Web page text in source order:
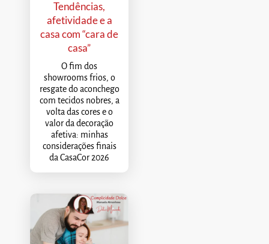
Tendências,
afetividade e a
casa com “cara de
casa”
O fim dos
showrooms frios, o
resgate do aconchego
com tecidos nobres, a
volta das cores e o
valor da decoração
afetiva: minhas
considerações finais
da CasaCor 2026